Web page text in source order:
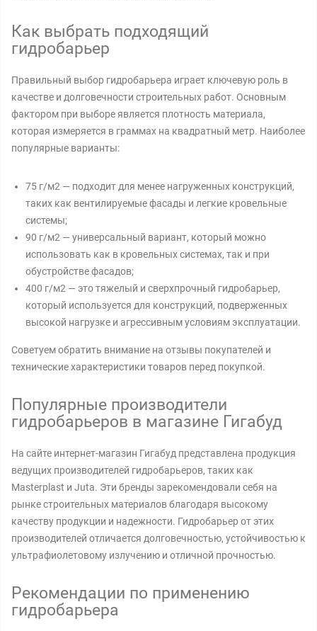
Как выбрать подходящий
гидробарьер
Правильный выбор гидробарьера играет ключевую роль в
качестве и долговечности строительных работ. Основным
фактором при выборе является плотность материала,
которая измеряется в граммах на квадратный метр. Наиболее
популярные варианты:
75 г/м2 — подходит для менее нагруженных конструкций,
таких как вентилируемые фасады и легкие кровельные
системы;
90 г/м2 — универсальный вариант, который можно
использовать как в кровельных системах, так и при
обустройстве фасадов;
400 г/м2 — это тяжелый и сверхпрочный гидробарьер,
который используется для конструкций, подверженных
высокой нагрузке и агрессивным условиям эксплуатации.
Советуем обратить внимание на отзывы покупателей и
технические характеристики товаров перед покупкой.
Популярные производители
гидробарьеров в магазине Гигабуд
На сайте интернет-магазин Гигабуд представлена продукция
ведущих производителей гидробарьеров, таких как
Masterplast и Juta. Эти бренды зарекомендовали себя на
рынке строительных материалов благодаря высокому
качеству продукции и надежности. Гидробарьер от этих
производителей отличается долговечностью, устойчивостью к
ультрафиолетовому излучению и отличной прочностью.
Рекомендации по применению
гидробарьера